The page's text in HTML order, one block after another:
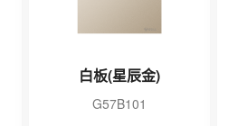
白板(星辰金)
G57B101